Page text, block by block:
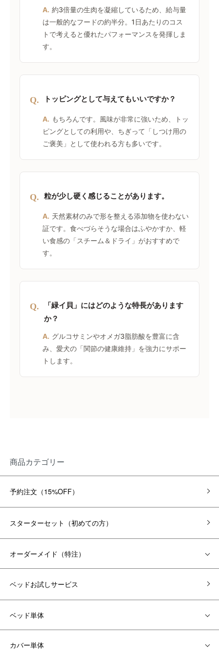
A. 約3倍量の生肉を凝縮しているため、給与量
は一般的なフードの約半分。1日あたりのコス
トで考えると優れたパフォーマンスを発揮しま
す。
Q. トッピングとして与えてもいいですか？
A. もちろんです。風味が非常に強いため、トッ
ピングとしての利用や、ちぎって「しつけ用の
ご褒美」として使われる方も多いです。
Q. 粒が少し硬く感じることがあります。
A. 天然素材のみで形を整える添加物を使わない
証です。食べづらそうな場合はふやかすか、軽
い食感の「スチーム＆ドライ」がおすすめで
す。
Q.
「緑イ貝」にはどのような特長があります
か？
A. グルコサミンやオメガ3脂肪酸を豊富に含
み、愛犬の「関節の健康維持」を強力にサポー
トします。
商品カテゴリー
予約注文（15%OFF）
スターターセット（初めての方）
オーダーメイド（特注）
ベッドお試しサービス
ベッド単体
カバー単体